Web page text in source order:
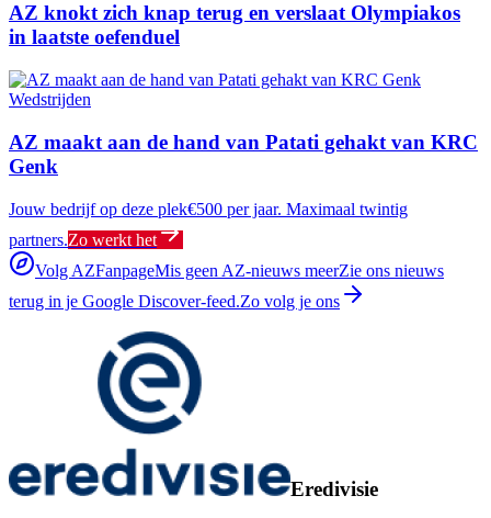
AZ knokt zich knap terug en verslaat Olympiakos
in laatste oefenduel
Wedstrijden
AZ maakt aan de hand van Patati gehakt van KRC
Genk
Jouw bedrijf op deze plek€500 per jaar. Maximaal twintig
partners.Zo werkt het
Volg AZFanpageMis geen AZ-nieuws meerZie ons nieuws
terug in je Google Discover-feed.Zo volg je ons
Eredivisie